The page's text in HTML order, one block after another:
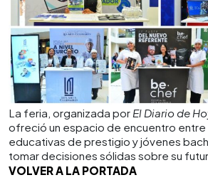
La feria, organizada por El Diario de
ofreció un espacio de encuentro entre
educativas de prestigio y jóvenes
tomar decisiones sólidas sobre su
VOLVER A LA PORTADA